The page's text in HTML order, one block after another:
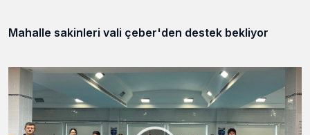
Mahalle sakinleri vali çeber'den destek bekliyor